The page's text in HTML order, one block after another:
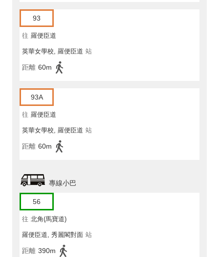
93
往 羅便臣道
英華女學校, 羅便臣道 站
距離 60m
93A
往 羅便臣道
英華女學校, 羅便臣道 站
距離 60m
專線小巴
56
往 北角(馬寶道)
羅便臣道, 秀麗閣對面 站
距離 390m